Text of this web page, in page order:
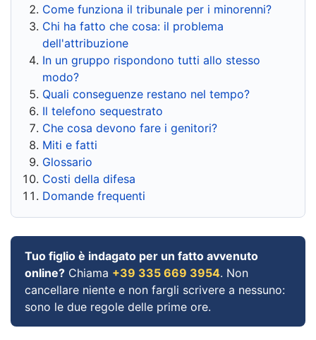
Come funziona il tribunale per i minorenni?
Chi ha fatto che cosa: il problema
dell'attribuzione
In un gruppo rispondono tutti allo stesso
modo?
Quali conseguenze restano nel tempo?
Il telefono sequestrato
Che cosa devono fare i genitori?
Miti e fatti
Glossario
Costi della difesa
Domande frequenti
Tuo figlio è indagato per un fatto avvenuto
online? Chiama +39 335 669 3954. Non
cancellare niente e non fargli scrivere a nessuno:
sono le due regole delle prime ore.